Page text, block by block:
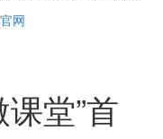
网
堂”首